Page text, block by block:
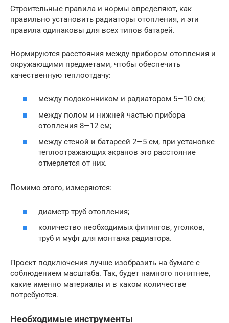
Строительные правила и нормы определяют, как
правильно установить радиаторы отопления, и эти
правила одинаковы для всех типов батарей.
Нормируются расстояния между прибором отопления и
окружающими предметами, чтобы обеспечить
качественную теплоотдачу:
между подоконником и радиатором 5—10 см;
между полом и нижней частью прибора
отопления 8—12 см;
между стеной и батареей 2—5 см, при установке
теплоотражающих экранов это расстояние
отмеряется от них.
Помимо этого, измеряются:
диаметр труб отопления;
количество необходимых фитингов, уголков,
труб и муфт для монтажа радиатора.
Проект подключения лучше изобразить на бумаге с
соблюдением масштаба. Так, будет намного понятнее,
какие именно материалы и в каком количестве
потребуются.
Необходимые инструменты